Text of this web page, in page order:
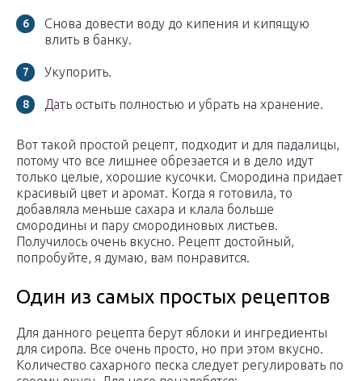
Снова довести воду до кипения и кипящую
влить в банку.
Укупорить.
Дать остыть полностью и убрать на хранение.
Вот такой простой рецепт, подходит и для падалицы,
потому что все лишнее обрезается и в дело идут
только целые, хорошие кусочки. Смородина придает
красивый цвет и аромат. Когда я готовила, то
добавляла меньше сахара и клала больше
смородины и пару смородиновых листьев.
Получилось очень вкусно. Рецепт достойный,
попробуйте, я думаю, вам понравится.
Один из самых простых рецептов
Для данного рецепта берут яблоки и ингредиенты
для сиропа. Все очень просто, но при этом вкусно.
Количество сахарного песка следует регулировать по